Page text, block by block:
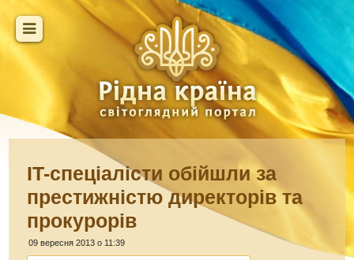
IT-спеціалісти обійшли за
престижністю директорів та
прокурорів
09 вересня 2013 о 11:39